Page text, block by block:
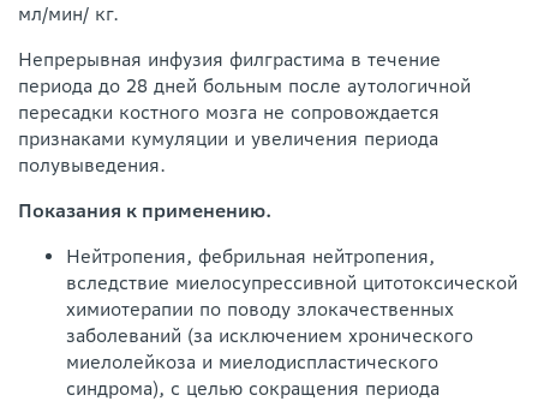
мл/мин/ кг.
Непрерывная инфузия филграстима в течение
периода до 28 дней больным после аутологичной
пересадки костного мозга не сопровождается
признаками кумуляции и увеличения периода
полувыведения.
Показания к применению.
Нейтропения, фебрильная нейтропения,
вследствие миелосупрессивной цитотоксической
химиотерапии по поводу злокачественных
заболеваний (за исключением хронического
миелолейкоза и миелодиспластического
синдрома), с целью сокращения периода